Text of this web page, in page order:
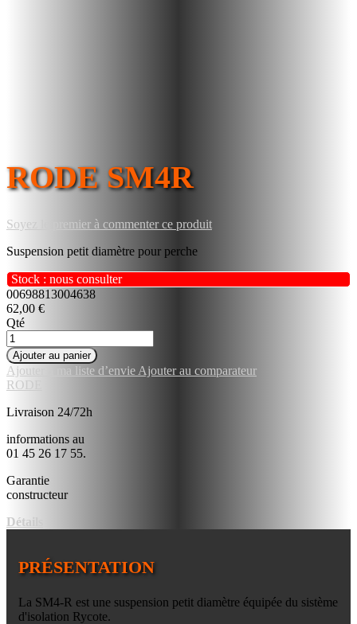
RODE SM4R
Soyez le premier à commenter ce produit
Suspension petit diamètre pour perche
Stock : nous consulter
00698813004638
62,00 €
Qté
Ajouter au panier
Ajouter à ma liste d’envie Ajouter au comparateur
RODE
Livraison 24/72h
informations au
01 45 26 17 55.
Garantie
constructeur
Détails
PRÉSENTATION
La SM4-R est une suspension petit diamètre équipée du sistème
d'isolation Rycote.